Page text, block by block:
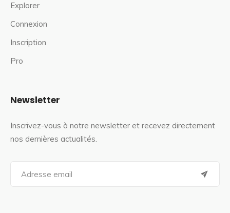
Explorer
Connexion
Inscription
Pro
Newsletter
Inscrivez-vous à notre newsletter et recevez directement
nos dernières actualités.
a